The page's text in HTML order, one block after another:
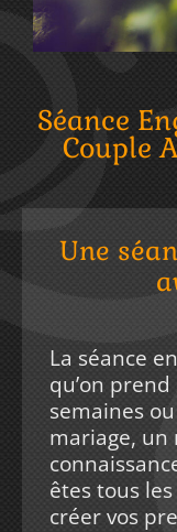
Séance
Couple
Une
La séance
qu’on
semaines
mariage,
êtes tous
créer vos